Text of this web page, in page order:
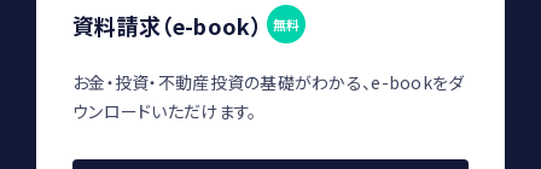
資料請求（e-book） 無料
お金・投資・不動産投資の基礎がわかる、e-bookをダ
ウンロードいただけます。